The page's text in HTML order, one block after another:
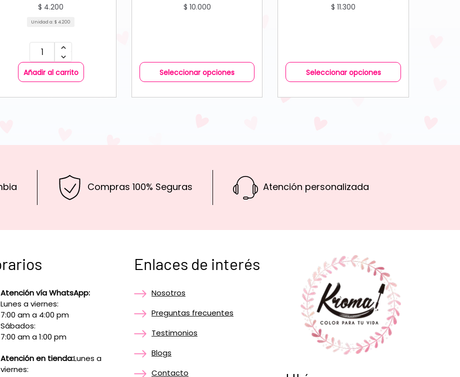
$ 4.200
Unidad a:$ 4.200
Añadir al carrito
$ 10.000
Seleccionar opciones
$ 11.300
Seleccionar opciones
Compras 100% Seguras Atención personalizada
Atención vía WhatsApp:
Lunes a viernes:
7:00 am a 4:00 pm
Sábados:
7:00 am a 1:00 pm
Atención en tienda:Lunes a
viernes:
Enlaces de interés
Nosotros
Preguntas frecuentes
Testimonios
Blogs
Contacto